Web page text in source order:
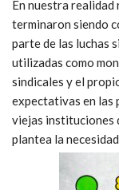
En nuestra
terminaron siendo
parte de las luchas
utilizadas como
sindicales y el
expectativas en las
viejas instituciones
plantea la